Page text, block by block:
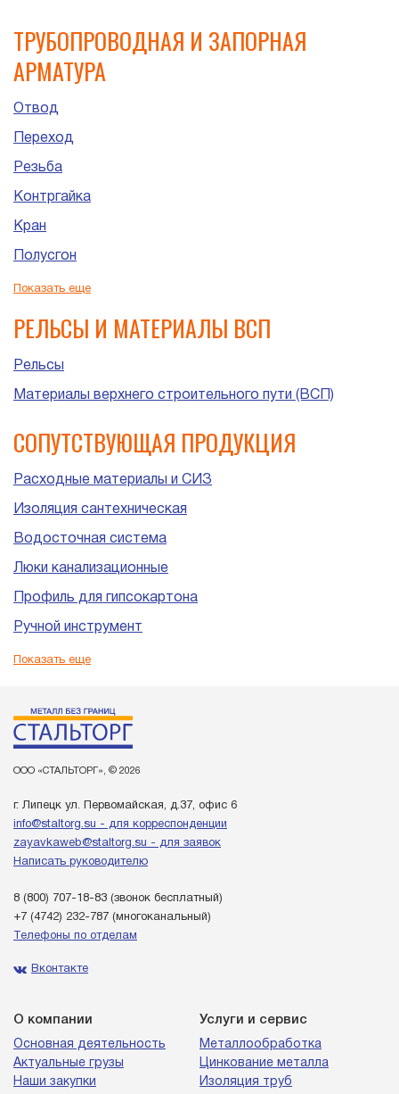
ТРУБОПРОВОДНАЯ И ЗАПОРНАЯ
АРМАТУРА
Отвод
Переход
Резьба
Контргайка
Кран
Полусгон
Сгон
Показать еще
РЕЛЬСЫ И МАТЕРИАЛЫ ВСП
Рельсы
Материалы верхнего строительного пути (ВСП)
СОПУТСТВУЮЩАЯ ПРОДУКЦИЯ
Расходные материалы и СИЗ
Изоляция сантехническая
Водосточная система
Люки канализационные
Профиль для гипсокартона
Ручной инструмент
Пластиковые трубы и фитинги для канализации
Показать еще
ООО «СТАЛЬТОРГ», © 2026
г. Липецк ул. Первомайская, д.37, офис 6
info@staltorg.su - для корреспонденции
zayavkaweb@staltorg.su - для заявок
Написать руководителю
8 (800) 707-18-83 (звонок бесплатный)
+7 (4742) 232-787 (многоканальный)
Телефоны по отделам
Вконтакте
О компании
Основная деятельность
Актуальные грузы
Наши закупки
Услуги и сервис
Металлообработка
Цинкование металла
Изоляция труб